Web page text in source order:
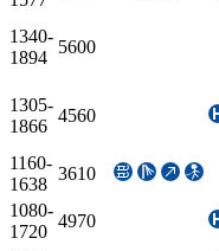
1340-
1894
5600
1305-
1866
4560
1160-
1638
3610
1080-
1720
4970